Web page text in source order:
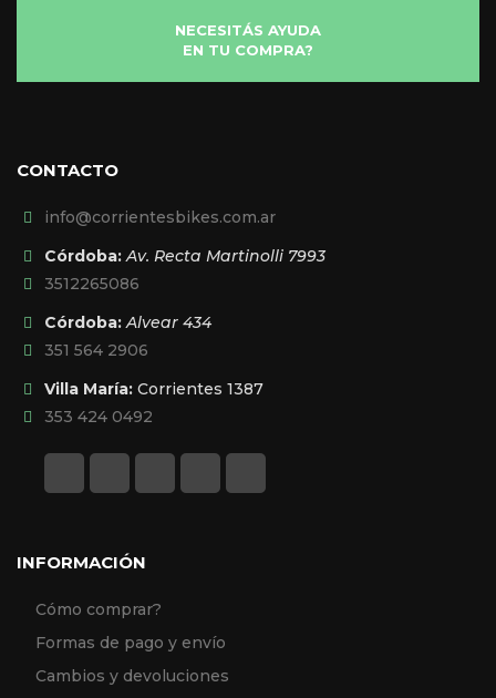
NECESITÁS AYUDA
EN TU COMPRA?
CONTACTO
info@corrientesbikes.com.ar
Córdoba:Av. Recta Martinolli 7993
3512265086
Córdoba:Alvear 434
351 564 2906
Villa María: Corrientes 1387
353 424 0492
INFORMACIÓN
Cómo comprar?
Formas de pago y envío
Cambios y devoluciones